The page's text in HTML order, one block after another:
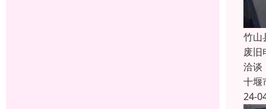
竹山
废旧
洽
十堰
24-